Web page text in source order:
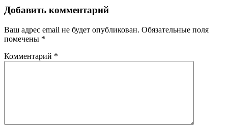
Добавить комментарий
Ваш адрес email не будет опубликован. Обязательные поля
помечены *
Комментарий *